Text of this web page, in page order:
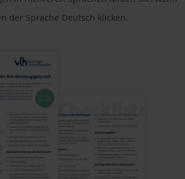
der Sprache Deutsch klicken.